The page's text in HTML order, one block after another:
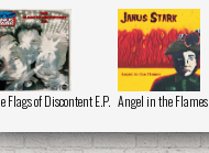
Flags of Discontent E​.​P. Angel in the Flames